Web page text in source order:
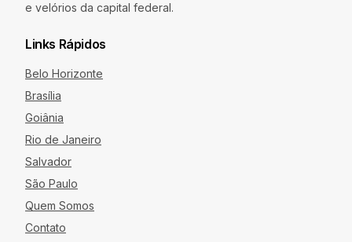
e velórios da capital federal.
Links Rápidos
Belo Horizonte
Brasília
Goiânia
Rio de Janeiro
Salvador
São Paulo
Quem Somos
Contato